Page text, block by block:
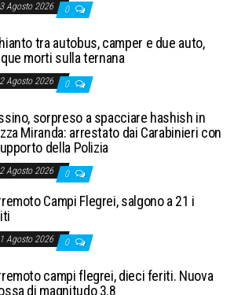
3 Agosto 2026 0
tra autobus, camper e due auto,
morti sulla ternana
2 Agosto 2026 0
sorpreso a spacciare hashish in
Miranda: arrestato dai Carabinieri con
della Polizia
2 Agosto 2026 0
Campi Flegrei, salgono a 21 i
1 Agosto 2026 0
campi flegrei, dieci feriti. Nuova
di magnitudo 3.8